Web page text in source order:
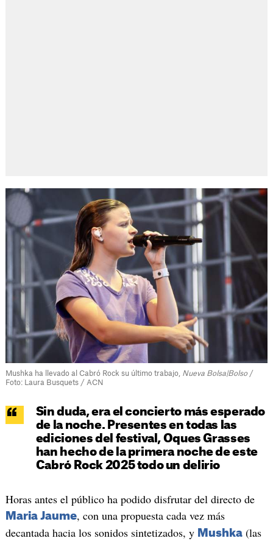
Mushka ha llevado al Cabró Rock su último trabajo, Nueva Bolsa|Bolso/
Foto: Laura Busquets / ACN
Sin duda, era el concierto más esperado
de la noche. Presentes en todas las
ediciones del festival, Oques Grasses
han hecho de la primera noche de este
Cabró Rock 2025 todo un delirio
Horas antes el público ha podido disfrutar del directo de
Maria Jaume, con una propuesta cada vez más
decantada hacia los sonidos sintetizados, y Mushka(las